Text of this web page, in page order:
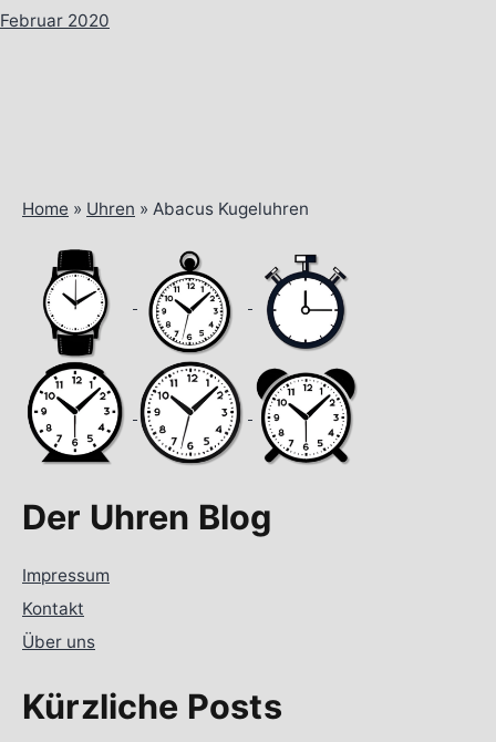
Februar 2020
Home » Uhren » Abacus Kugeluhren
Der Uhren Blog
Impressum
Kontakt
Über uns
Kürzliche Posts